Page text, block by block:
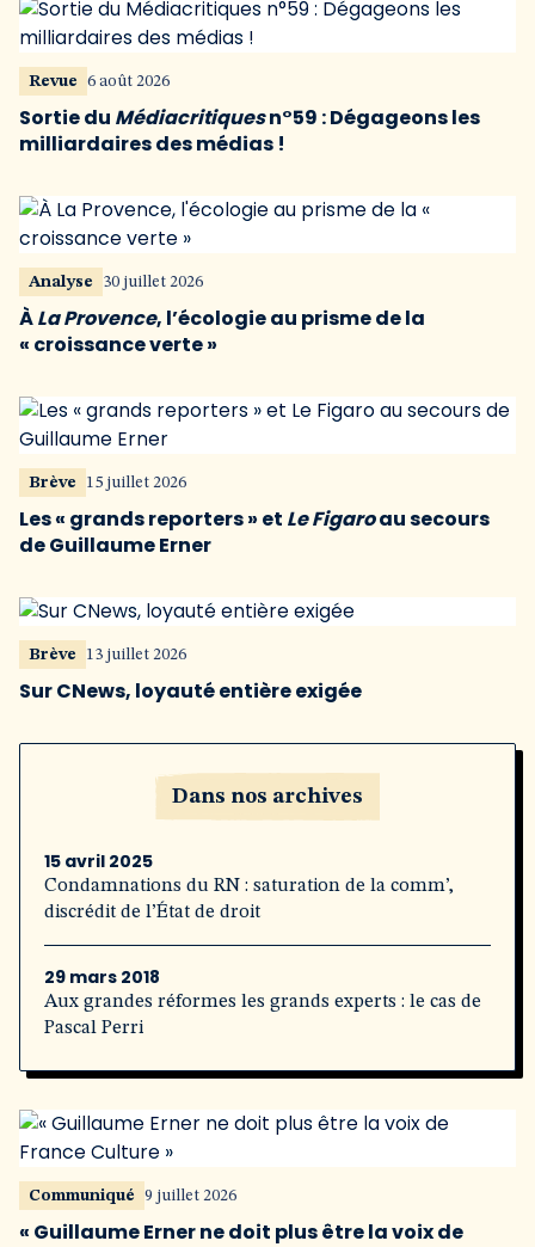
Revue 6 août 2026
Sortie du Médiacritiquesn°59 : Dégageons les
milliardaires des médias !
Analyse 30 juillet 2026
ÀLa Provence, l’écologie au prisme de la
« croissance verte »
Brève 15 juillet 2026
Les « grands reporters » et Le Figaroau secours
de Guillaume Erner
Brève 13 juillet 2026
Sur CNews, loyauté entière exigée
Dans nos archives
15 avril 2025
Condamnations du RN : saturation de la comm’,
discrédit de l’État de droit
29 mars 2018
Aux grandes réformes les grands experts : le cas de
Pascal Perri
Communiqué 9 juillet 2026
« Guillaume Erner ne doit plus être la voix de